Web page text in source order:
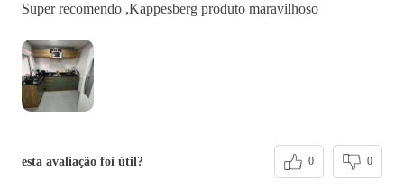
Super recomendo ,Kappesberg produto maravilhoso
esta avaliação foi útil? 0 0